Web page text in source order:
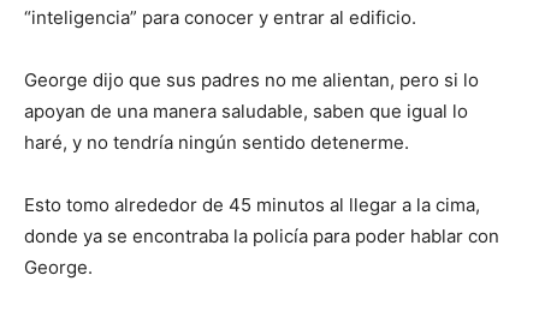
“inteligencia” para conocer y entrar al edificio.
George dijo que sus padres no me alientan, pero si lo
apoyan de una manera saludable, saben que igual lo
haré, y no tendría ningún sentido detenerme.
Esto tomo alrededor de 45 minutos al llegar a la cima,
donde ya se encontraba la policía para poder hablar con
George.